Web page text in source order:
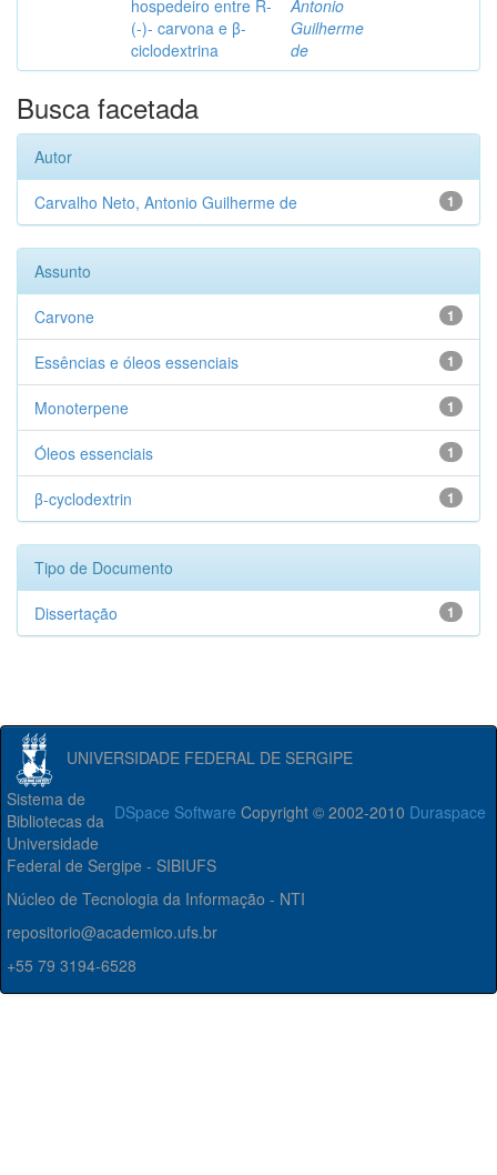
hospedeiro entre R-
(-)- carvona e β-
ciclodextrina
Antonio
Guilherme
de
Busca facetada
Autor
1
Carvalho Neto, Antonio Guilherme de
Assunto
1
Carvone
1
Essências e óleos essenciais
1
Monoterpene
1
Óleos essenciais
1
β-cyclodextrin
Tipo de Documento
1
Dissertação
UNIVERSIDADE FEDERAL DE SERGIPE
DSpace Software Copyright © 2002-2010 Duraspace
Sistema de
Bibliotecas da
Universidade
Federal de Sergipe - SIBIUFS
Núcleo de Tecnologia da Informação - NTI
repositorio@academico.ufs.br
+55 79 3194-6528